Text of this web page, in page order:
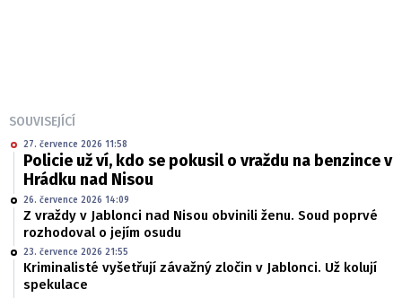
SOUVISEJÍCÍ
27. července 2026 11:58
Policie už ví, kdo se pokusil o vraždu na benzince v
Hrádku nad Nisou
26. července 2026 14:09
Z vraždy v Jablonci nad Nisou obvinili ženu. Soud poprvé
rozhodoval o jejím osudu
23. července 2026 21:55
Kriminalisté vyšetřují závažný zločin v Jablonci. Už kolují
spekulace